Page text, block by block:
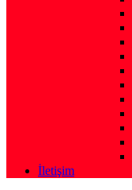
İletişim